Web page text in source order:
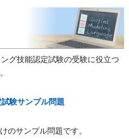
索:
グ技能認定試験の受験に役立つ
験サンプル問題
のサンプル問題です。